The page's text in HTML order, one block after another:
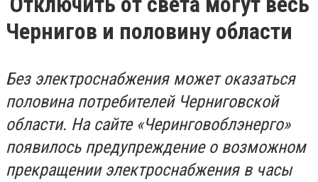
Чернигов и половину области
Без электроснабжения может оказаться
половина потребителей Черниговской
области. На сайте «Черинговоблэнерго»
появилось предупреждение о возможном
прекращении электроснабжения в часы